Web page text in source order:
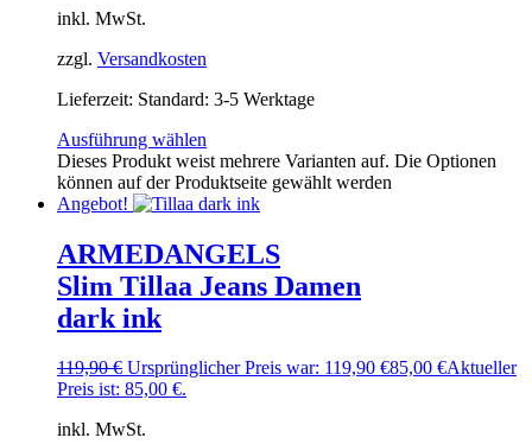
inkl. MwSt.
zzgl. Versandkosten
Lieferzeit: Standard: 3-5 Werktage
Ausführung wählen
Dieses Produkt weist mehrere Varianten auf. Die Optionen
können auf der Produktseite gewählt werden
Angebot!
ARMEDANGELS
Slim Tillaa Jeans Damen
dark ink
119,90€ Ursprünglicher Preis war: 119,90 €85,00 €Aktueller
Preis ist: 85,00 €.
inkl. MwSt.